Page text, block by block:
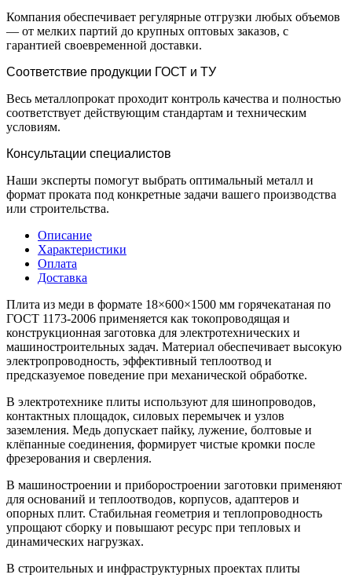
Компания обеспечивает регулярные отгрузки любых объемов
— от мелких партий до крупных оптовых заказов, с
гарантией своевременной доставки.
Соответствие продукции ГОСТ и ТУ
Весь металлопрокат проходит контроль качества и полностью
соответствует действующим стандартам и техническим
условиям.
Консультации специалистов
Наши эксперты помогут выбрать оптимальный металл и
формат проката под конкретные задачи вашего производства
или строительства.
Описание
Характеристики
Оплата
Доставка
Плита из меди в формате 18×600×1500 мм горячекатаная по
ГОСТ 1173-2006 применяется как токопроводящая и
конструкционная заготовка для электротехнических и
машиностроительных задач. Материал обеспечивает высокую
электропроводность, эффективный теплоотвод и
предсказуемое поведение при механической обработке.
В электротехнике плиты используют для шинопроводов,
контактных площадок, силовых перемычек и узлов
заземления. Медь допускает пайку, лужение, болтовые и
клёпанные соединения, формирует чистые кромки после
фрезерования и сверления.
В машиностроении и приборостроении заготовки применяют
для оснований и теплоотводов, корпусов, адаптеров и
опорных плит. Стабильная геометрия и теплопроводность
упрощают сборку и повышают ресурс при тепловых и
динамических нагрузках.
В строительных и инфраструктурных проектах плиты